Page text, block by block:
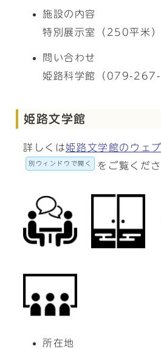
施設の内容
特別展示室（250平米）
問い合わせ
姫路科学館（079-
姫路文学館
詳しくは姫路文学館のウェ
別ウィンドウで開く をご覧くださ
所在地